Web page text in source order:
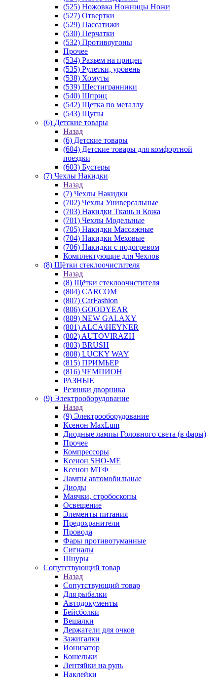
(525) Ножовка Ножницы Ножи
(527) Отвертки
(529) Пассатижи
(530) Перчатки
(532) Противоугоны
Прочее
(534) Разъем на прицеп
(535) Рулетки, уровень
(538) Хомуты
(539) Шестигранники
(540) Шприц
(542) Щетка по металлу
(543) Щупы
(6) Детские товары
Назад
(6) Детские товары
(604) Детские товары для комфортной
поездки
(603) Бустеры
(7) Чехлы Накидки
Назад
(7) Чехлы Накидки
(702) Чехлы Универсальные
(703) Накидки Ткань и Кожа
(701) Чехлы Модельные
(705) Накидки Массажные
(704) Накидки Меховые
(706) Накидки с подогревом
Комплектующие для Чехлов
(8) Щётки стеклоочистителя
Назад
(8) Щётки стеклоочистителя
(804) CARCOM
(807) CarFashion
(806) GOODYEAR
(809) NEW GALAXY
(801) ALCA\HEYNER
(802) AUTOVIRAZH
(803) BRUSH
(808) LUCKY WAY
(815) ПРИМЬЕР
(816) ЧЕМПИОН
РАЗНЫЕ
Резинки дворника
(9) Электрооборудование
Назад
(9) Электрооборудование
Ксенон MaxLum
Диодные лампы Головного света (в фары)
Прочее
Компрессоры
Ксенон SHO-ME
Ксенон МТФ
Лампы автомобильные
Диоды
Маячки, стробоскопы
Освещение
Элементы питания
Предохранители
Провода
Фары противотуманные
Сигналы
Шнуры
Сопутствующий товар
Назад
Сопутствующий товар
Для рыбалки
Автодокументы
Бейсболки
Вешалки
Держатели для очков
Зажигалки
Ионизатор
Кошельки
Лентяйки на руль
Наклейки